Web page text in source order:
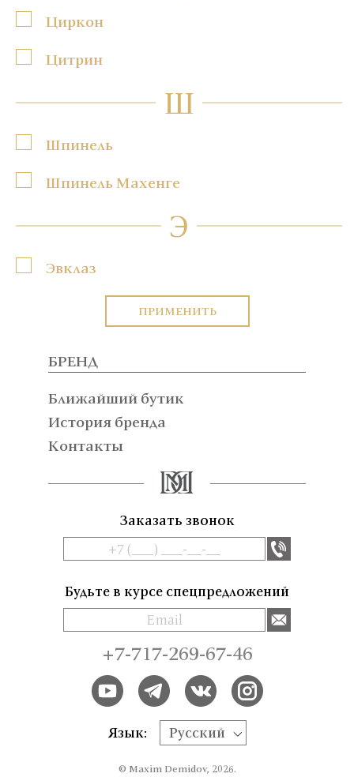
Циркон
Цитрин
Ш
Шпинель
Шпинель Махенге
Э
Эвклаз
ПРИМЕНИТЬ
БРЕНД
Ближайший бутик
История бренда
Контакты
Заказать звонок
Будьте в курсе спецпредложений
+7-717-269-67-46
Язык: Русский
© Maxim Demidov, 2026.